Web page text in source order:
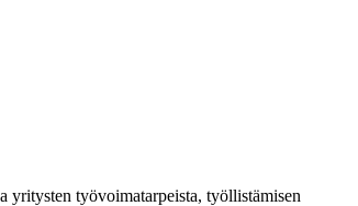
yritysten työvoimatarpeista, työllistämisen